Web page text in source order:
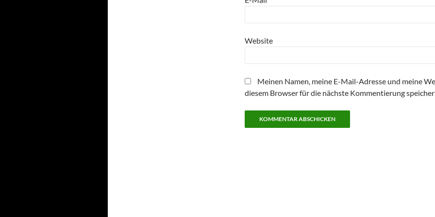
Website
Meinen Namen, meine E-Mail-Adresse und meine
diesem Browser für die nächste Kommentierung